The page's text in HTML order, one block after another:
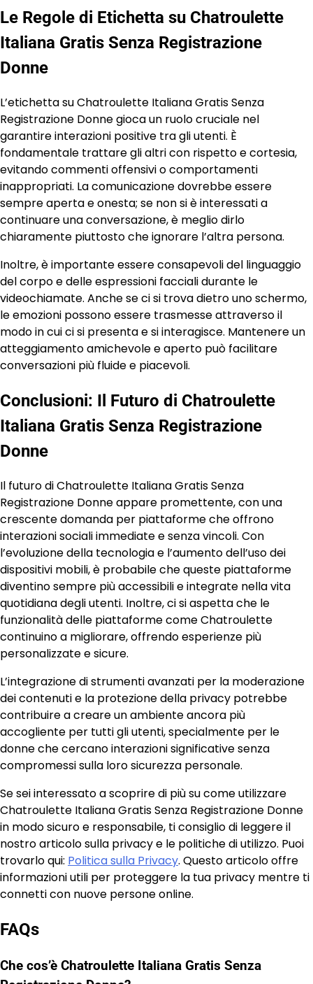
Le Regole di Etichetta su Chatroulette
Italiana Gratis Senza Registrazione
Donne
L’etichetta su Chatroulette Italiana Gratis Senza
Registrazione Donne gioca un ruolo cruciale nel
garantire interazioni positive tra gli utenti. È
fondamentale trattare gli altri con rispetto e cortesia,
evitando commenti offensivi o comportamenti
inappropriati. La comunicazione dovrebbe essere
sempre aperta e onesta; se non si è interessati a
continuare una conversazione, è meglio dirlo
chiaramente piuttosto che ignorare l’altra persona.
Inoltre, è importante essere consapevoli del linguaggio
del corpo e delle espressioni facciali durante le
videochiamate. Anche se ci si trova dietro uno schermo,
le emozioni possono essere trasmesse attraverso il
modo in cui ci si presenta e si interagisce. Mantenere un
atteggiamento amichevole e aperto può facilitare
conversazioni più fluide e piacevoli.
Conclusioni: Il Futuro di Chatroulette
Italiana Gratis Senza Registrazione
Donne
Il futuro di Chatroulette Italiana Gratis Senza
Registrazione Donne appare promettente, con una
crescente domanda per piattaforme che offrono
interazioni sociali immediate e senza vincoli. Con
l’evoluzione della tecnologia e l’aumento dell’uso dei
dispositivi mobili, è probabile che queste piattaforme
diventino sempre più accessibili e integrate nella vita
quotidiana degli utenti. Inoltre, ci si aspetta che le
funzionalità delle piattaforme come Chatroulette
continuino a migliorare, offrendo esperienze più
personalizzate e sicure.
L’integrazione di strumenti avanzati per la moderazione
dei contenuti e la protezione della privacy potrebbe
contribuire a creare un ambiente ancora più
accogliente per tutti gli utenti, specialmente per le
donne che cercano interazioni significative senza
compromessi sulla loro sicurezza personale.
Se sei interessato a scoprire di più su come utilizzare
Chatroulette Italiana Gratis Senza Registrazione Donne
in modo sicuro e responsabile, ti consiglio di leggere il
nostro articolo sulla privacy e le politiche di utilizzo. Puoi
trovarlo qui: Politica sulla Privacy. Questo articolo offre
informazioni utili per proteggere la tua privacy mentre ti
connetti con nuove persone online.
FAQs
Che cos’è Chatroulette Italiana Gratis Senza